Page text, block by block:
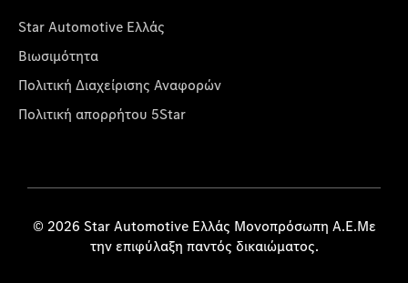
Star Automotive Ελλάς
Βιωσιμότητα
Πολιτική Διαχείρισης Αναφορών
Πολιτική απορρήτου 5Star
© 2026 Star Automotive Ελλάς Μονοπρόσωπη Α.Ε.Με
την επιφύλαξη παντός δικαιώματος.